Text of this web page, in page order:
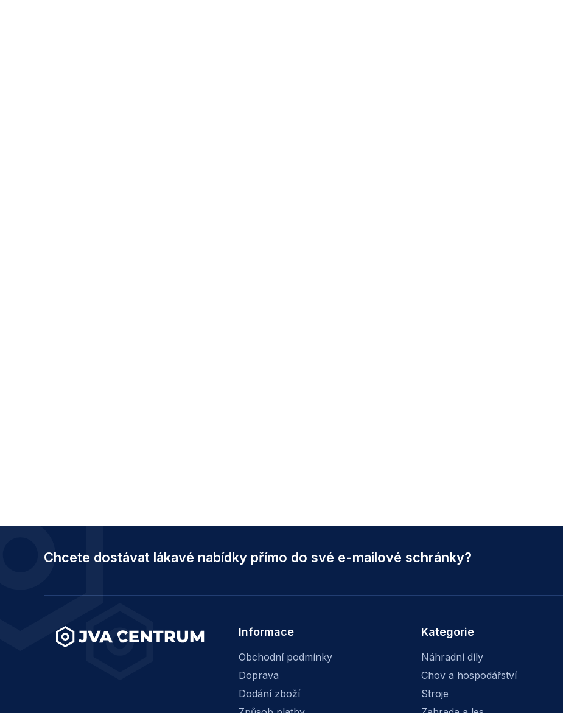
Chcete dostávat lákavé nabídky přímo do své e-mailové schránky?
Informace
Obchodní podmínky
Doprava
Dodání zboží
Kategorie
Náhradní díly
Chov a hospodářství
Stroje